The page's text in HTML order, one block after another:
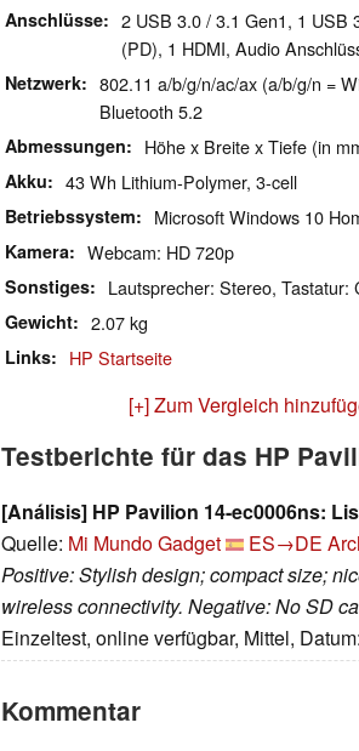
Anschlüsse
2 USB 3.0 / 3.1 Gen1, 1 USB
(PD), 1 HDMI, Audio
Netzwerk
802.11 a/b/g/n/ac/ax (a/b/g/n =
Bluetooth 5.2
Abmessungen Höhe x Breite x Tiefe (in
Akku 43 Wh Lithium-Polymer, 3-cell
Betriebssystem Microsoft Windows 10
Kamera Webcam: HD 720p
Sonstiges Lautsprecher: Stereo, Tastatur:
Gewicht 2.07 kg
Links HP Startseite
[+] Zum Vergleich
Testberichte für das HP
[Análisis] HP Pavilion 14-ec0006ns:
Quelle: Mi Mundo Gadget ES→DE
Positive: Stylish design; compact size;
wireless connectivity. Negative: No SD
Einzeltest, online verfügbar, Mittel,
Kommentar